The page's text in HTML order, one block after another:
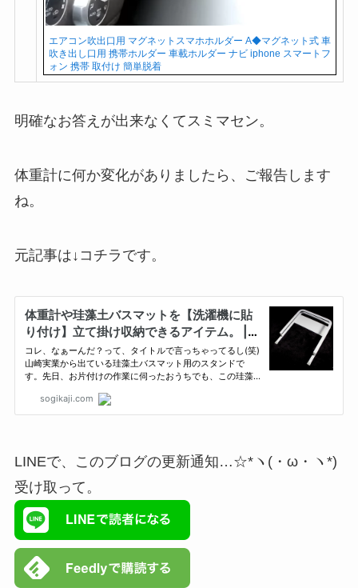
エアコン吹出口用 マグネットスマホホルダー A◆マグネット式 車
吹き出し口用 携帯ホルダー 車載ホルダー ナビ iphone スマートフ
ォン 携帯 取付け 簡単脱着
明確なお答えが出来なくてスミマセン。
体重計に何か変化がありましたら、ご報告します
ね。
元記事は↓コチラです。
LINEで、このブログの更新通知…☆*ヽ(・ω・ヽ*)
受け取って。